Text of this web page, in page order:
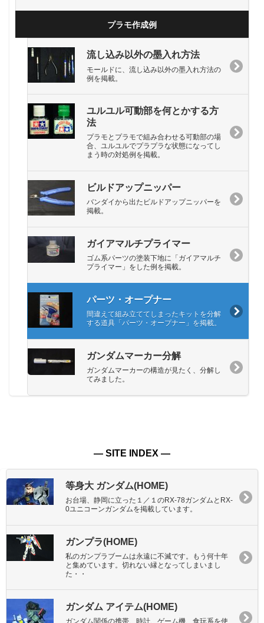
プラモ作成例
流し込み以外の墨入れ方法
モールドに、流し込み以外の墨入れ方法の
例を掲載。
ユルユル可動部を何とかする方
法
プラモとプラモで組み合わせる可動部の場
合、ユルユルでプラプラな状態になってし
まう時の対処例を掲載。
ビルドアップニッパー
バンダイから出たビルドアップニッパーを
掲載。
ガイアマルチプライマー
ゴム系パーツの塗装下地に「ガイアマルチ
プライマー」をした例を掲載。
パーツ・オープナー
間違えて組み立ててしまったキットを分解
する道具「パーツ・オープナー」を掲載。
ガンダムマーカー分解
ガンダムマーカーの構造が見たく、分解し
てみました。
― SITE INDEX ―
等身大 ガンダム(HOME)
お台場、静岡に立った１／１のRX-78ガンダムとRX-
0ユニコーンガンダムを掲載しています。
ガンプラ(HOME)
私のガンプラブームは永遠に不滅です。もう何十年
と集めています。切れない縁となってしまいまし
た・・
ガンダム アイテム(HOME)
ガンダム関係の携帯、時計、ゲーム機、食玩系を使